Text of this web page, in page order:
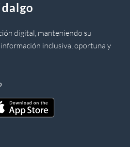
digital, manteniendo su
inclusiva, oportuna y